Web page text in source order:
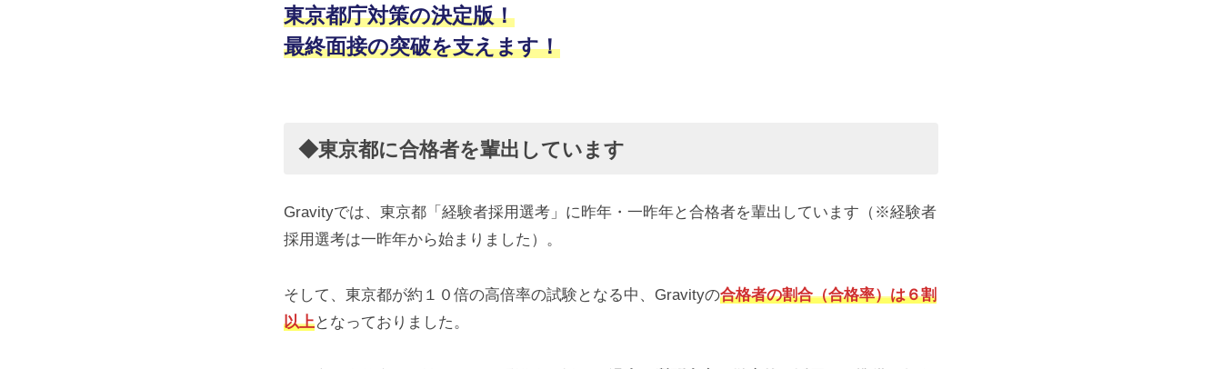
２
次
験
終
接）
東京都庁対策の決定版！
最終面接の突破を支えます！
◆東京都に合格者を輩出しています
Gravityでは、東京都「経験者採用選考」に昨年・一昨年と合格者を輩出しています（※経験者
採用選考は一昨年から始まりました）。
そして、東京都が約１０倍の高倍率の試験となる中、Gravityの合格者の割合（合格率）は６割
以上となっておりました。